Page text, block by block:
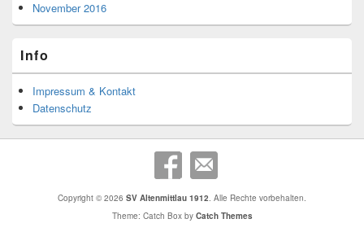
November 2016
Info
Impressum & Kontakt
Datenschutz
Copyright © 2026 SV Altenmittlau 1912 . Alle Rechte vorbehalten.
Theme: Catch Box by Catch Themes